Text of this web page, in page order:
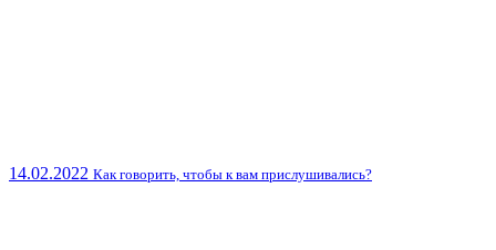
14.02.2022 Как говорить, чтобы к вам прислушивались?